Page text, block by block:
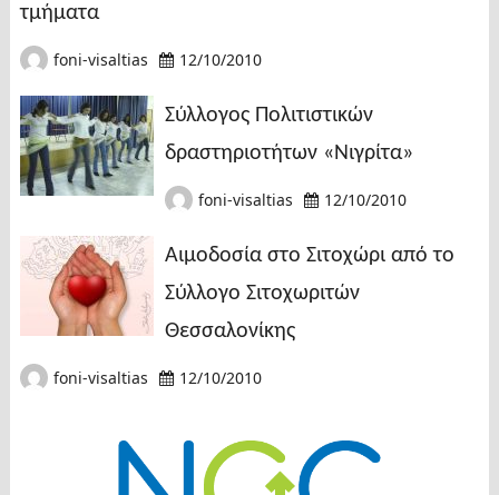
τμήματα
foni-visaltias 12/10/2010
Σύλλογος Πολιτιστικών
δραστηριοτήτων «Νιγρίτα»
foni-visaltias 12/10/2010
Αιμοδοσία στο Σιτοχώρι από το
Σύλλογο Σιτοχωριτών
Θεσσαλονίκης
foni-visaltias 12/10/2010